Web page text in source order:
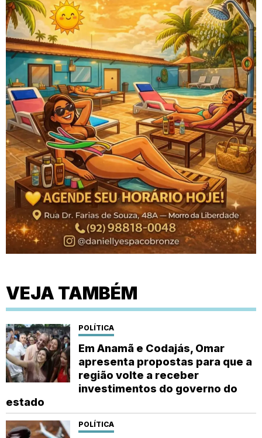
VEJA TAMBÉM
POLÍTICA
Em Anamã e Codajás, Omar
apresenta propostas para que a
região volte a receber
investimentos do governo do
estado
POLÍTICA